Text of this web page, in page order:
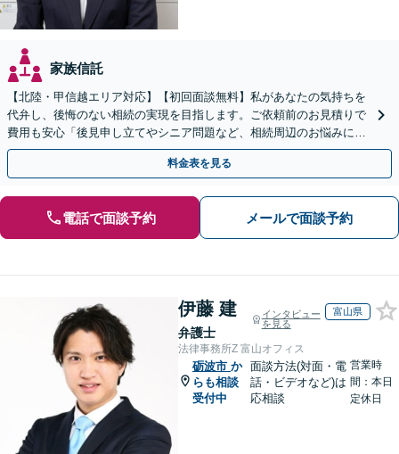
家族信託
【北陸・甲信越エリア対応】【初回面談無料】私があなたの気持ちを
代弁し、後悔のない相続の実現を目指します。ご依頼前のお見積りで
費用も安心「後見申し立てやシニア問題など、相続周辺のお悩みにも
対処可能」【WEB面談対応】
料金表を見る
電話で面談予約 メールで面談予約
伊藤 建
弁護士
インタビュー
を見る
富山県
法律事務所Z 富山オフィス
砺波市 か
らも相談
受付中
面談方法(対面・電
話・ビデオなど)は
応相談
営業時
間：本日
定休日